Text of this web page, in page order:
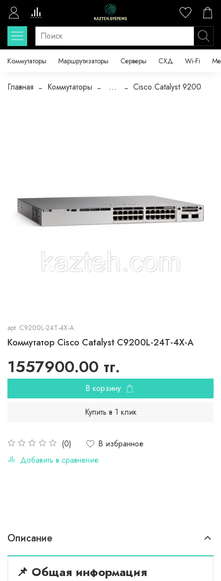
Коммутаторы Маршрутизаторы Серверы СХД Wi-Fi
Главная Коммутаторы ... Cisco Catalyst 9200
арт. C9200L-24T-4X-A
Коммутатор Cisco Catalyst C9200L-24T-4X-A
(0)
В избранное
Добавить в сравнение
1557900.00 тг.
В корзину
Купить в 1 клик
Описание
📌 Общая информация